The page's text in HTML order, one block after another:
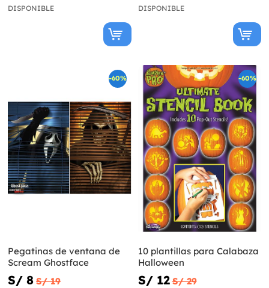
DISPONIBLE DISPONIBLE
-60%
Pegatinas de ventana de
Scream Ghostface
S/ 8 S/ 19
-60%
10 plantillas para Calabaza
Halloween
S/ 12 S/ 29